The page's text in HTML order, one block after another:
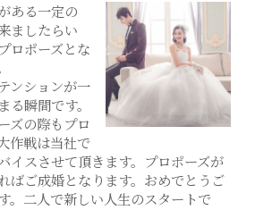
ある一定の
ましたらい
ロポーズとな
ンションが一
る瞬間です。
ズの際もプロ
作戦は当社で
イスさせて頂きます。プロポーズが
ばご成婚となります。おめでとうご
。二人で新しい人生のスタートで